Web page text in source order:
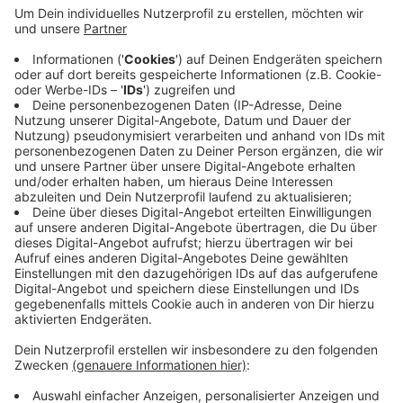
Anzeige
Unter anderem darum geht es bei Beratungen von
Kanzlerin Merkel und den Ministerpräsidenten der
Länder. Ein Signal für die Fortsetzung kam zuletzt vom
Bundesarbeitsministerium: Das hatte in Sachen
Arbeitsschutz dem Konzept der Deutschen Fußball-
Liga zugestimmt. Die DFL möchte im Idealfall Mitte
Mai mit den Geisterspielen starten.
Anzeige
Anzeige